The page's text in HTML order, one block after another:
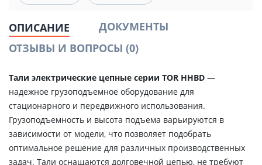
ОПИСАНИЕ
ДОКУМЕНТЫ
ОТЗЫВЫ И ВОПРОСЫ (0)
Тали электрические цепные серии TOR HHBD —
надежное грузоподъемное оборудование для
стационарного и передвижного использования.
Грузоподъемность и высота подъема варьируются в
зависимости от модели, что позволяет подобрать
оптимальное решение для различных производственных
задач. Тали оснащаются долговечной цепью, не требуют